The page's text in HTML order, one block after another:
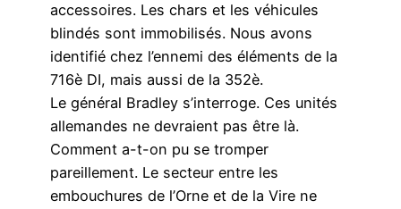
accessoires. Les chars et les véhicules
blindés sont immobilisés. Nous avons
identifié chez l’ennemi des éléments de la
716è DI, mais aussi de la 352è.
Le général Bradley s’interroge. Ces unités
allemandes ne devraient pas être là.
Comment a-t-on pu se tromper
pareillement. Le secteur entre les
embouchures de l’Orne et de la Vire ne